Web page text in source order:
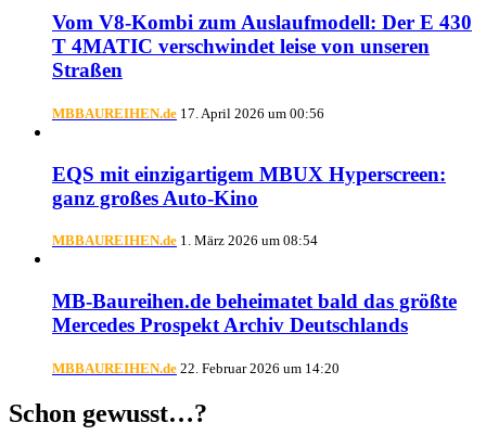
Vom V8-Kombi zum Auslaufmodell: Der E 430
T 4MATIC verschwindet leise von unseren
Straßen
MBBAUREIHEN.de 17. April 2026 um 00:56
EQS mit einzigartigem MBUX Hyperscreen:
ganz großes Auto-Kino
MBBAUREIHEN.de 1. März 2026 um 08:54
MB-Baureihen.de beheimatet bald das größte
Mercedes Prospekt Archiv Deutschlands
MBBAUREIHEN.de 22. Februar 2026 um 14:20
Schon gewusst…?